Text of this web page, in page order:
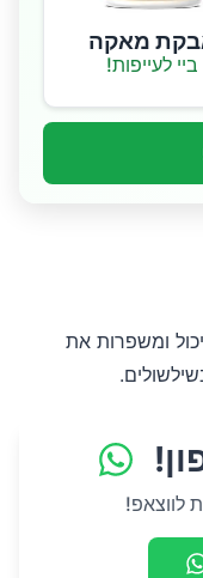
מאקה
ביי לעייפות!
ומשפרות את
לווצאפ!